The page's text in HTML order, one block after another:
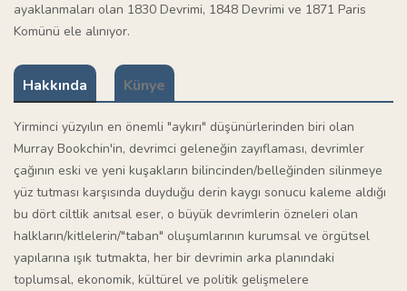
ayaklanmaları olan 1830 Devrimi, 1848 Devrimi ve 1871 Paris
Komünü ele alınıyor.
Hakkında Künye
Yirminci yüzyılın en önemli "aykırı" düşünürlerinden biri olan
Murray Bookchin'in, devrimci geleneğin zayıflaması, devrimler
çağının eski ve yeni kuşakların bilincinden/belleğinden silinmeye
yüz tutması karşısında duyduğu derin kaygı sonucu kaleme aldığı
bu dört ciltlik anıtsal eser, o büyük devrimlerin özneleri olan
halkların/kitlelerin/"taban" oluşumlarının kurumsal ve örgütsel
yapılarına ışık tutmakta, her bir devrimin arka planındaki
toplumsal, ekonomik, kültürel ve politik gelişmelere